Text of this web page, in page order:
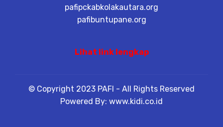
pafipckabkolakautara.org
pafibuntupane.org
Lihat link lengkap
© Copyright 2023 PAFI - All Rights Reserved
Powered By: www.kidi.co.id